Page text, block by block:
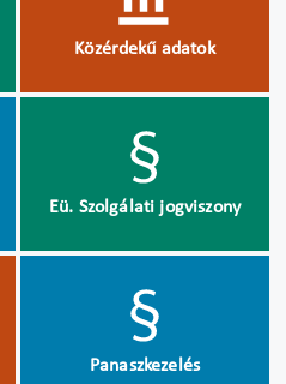
Közérdekű adatok
Eü. Szolgálati jogviszony
Panaszkezelés